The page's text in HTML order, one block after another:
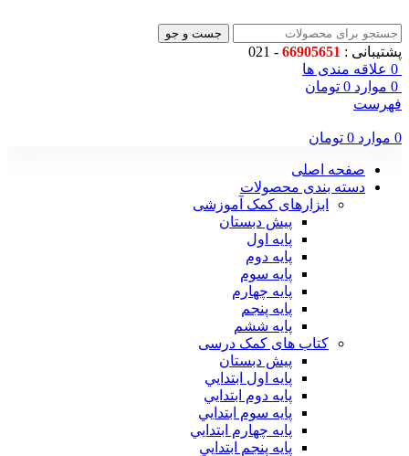
جست و جو
پشتیبانی : 66905651
- 021
0 علاقه مندی ها
0 موارد 0 تومان
فهرست
0 موارد 0 تومان
صفحه اصلی
دسته بندی محصولات
ابزارهای کمک آموزشی
پیش دبستان
پایه اول
پایه دوم
پایه سوم
پایه چهارم
پايه پنجم
پایه ششم
کتاب های کمک درسی
پیش دبستان
پايه اول ابتدايي
پايه دوم ابتدايي
پايه سوم ابتدايي
پايه چهارم ابتدايي
پايه پنجم ابتدايي